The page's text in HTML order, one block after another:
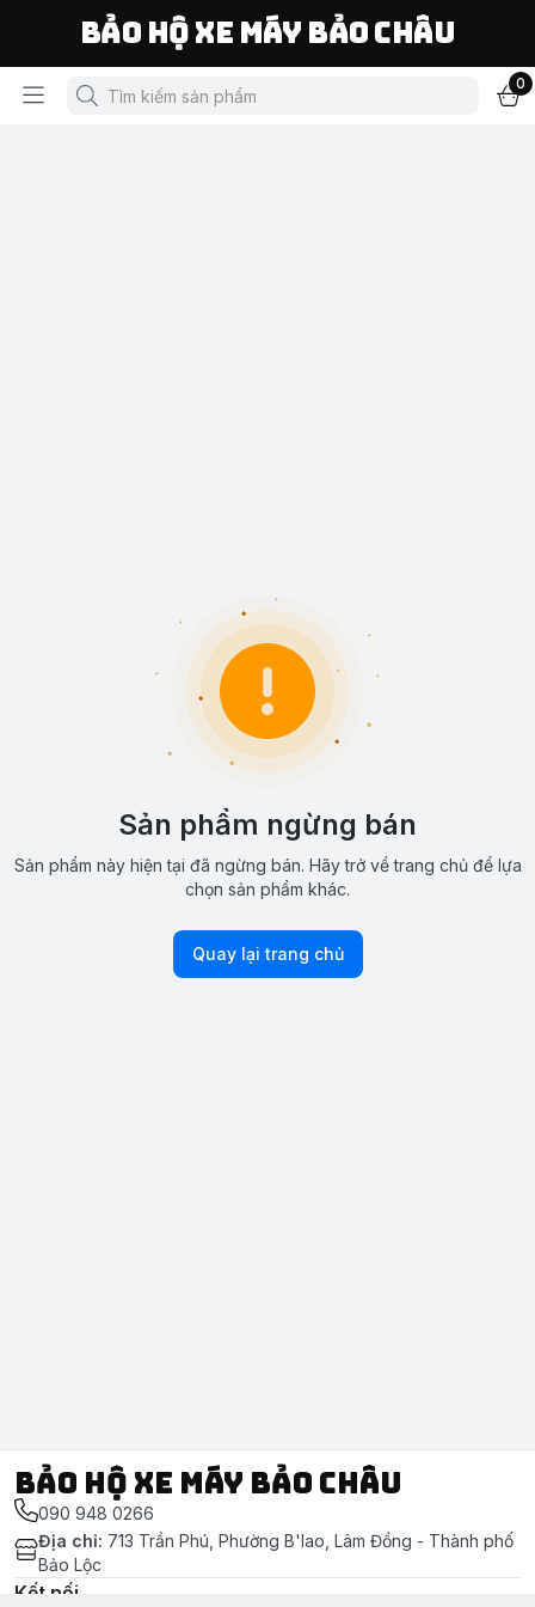
Bảo Hộ Xe Máy Bảo Châu
0
Sản phẩm ngừng bán
Sản phẩm này hiện tại đã ngừng bán. Hãy trở về trang chủ để lựa
chọn sản phẩm khác.
Quay lại trang chủ
Bảo Hộ Xe Máy Bảo Châu
090 948 0266
Địa chỉ: 713 Trần Phú, Phường B'lao, Lâm Đồng - Thành phố
Bảo Lộc
Kết nối